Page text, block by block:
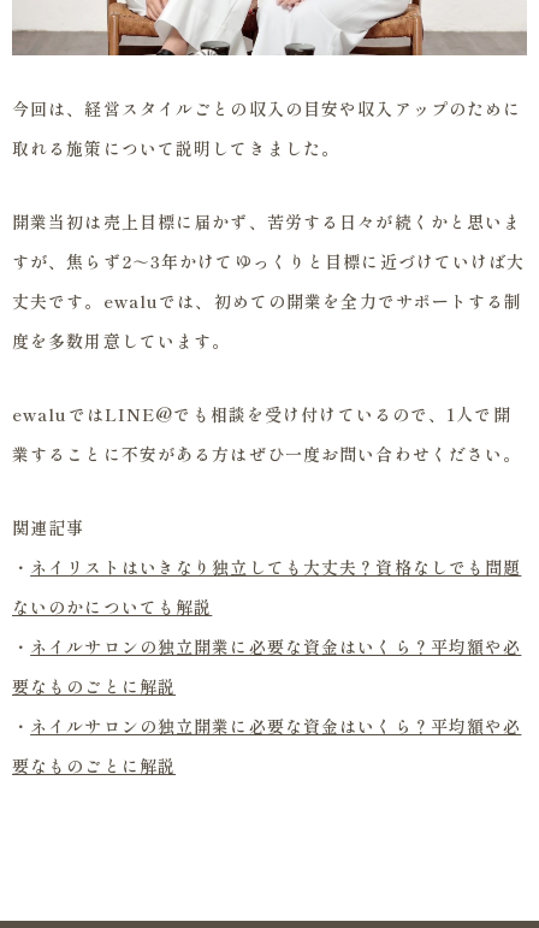
今回は、経営スタイルごとの収入の目安や収入アップのために
取れる施策について説明してきました。
開業当初は売上目標に届かず、苦労する日々が続くかと思いま
すが、焦らず2～3年かけてゆっくりと目標に近づけていけば大
丈夫です。ewaluでは、初めての開業を全力でサポートする制
度を多数用意しています。
ewaluではLINE@でも相談を受け付けているので、1人で開
業することに不安がある方はぜひ一度お問い合わせください。
関連記事
・ ネイリストはいきなり独立しても大丈夫？資格なしでも問題
ないのかについても解説
・ ネイルサロンの独立開業に必要な資金はいくら？平均額や必
要なものごとに解説
・ ネイルサロンの独立開業に必要な資金はいくら？平均額や必
要なものごとに解説